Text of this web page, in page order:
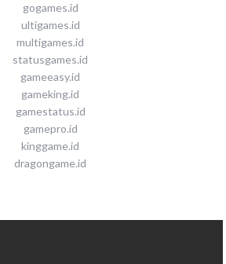
gogames.id
ultigames.id
multigames.id
statusgames.id
gameeasy.id
gameking.id
gamestatus.id
gamepro.id
kinggame.id
dragongame.id